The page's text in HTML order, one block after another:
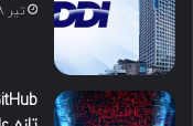
تیر ۸, ۱۴۰۵